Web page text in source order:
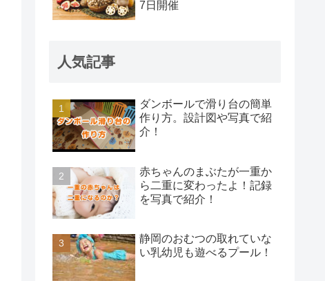
7日開催
人気記事
ダンボールで滑り台の簡単
作り方。設計図や写真で紹
介！
赤ちゃんのまぶたが一重か
ら二重に変わったよ！記録
を写真で紹介！
静岡のおむつの取れていな
い乳幼児も遊べるプール！